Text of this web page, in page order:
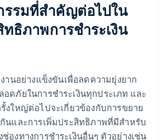
รมที่สำคัญต่อไปใน
ธิภาพการชำระเงิน
งานอย่างแข็งขันเพื่อลดความยุ่งยาก
ดภัยในการชำระเงินทุกประเภท และ
งใหญ่ต่อไปจะเกี่ยวข้องกับการขยาย
นและการเพิ่มประสิทธิภาพที่มีสำหรับ
องทางการชำระเงินอื่นๆ ตัวอย่างเช่น